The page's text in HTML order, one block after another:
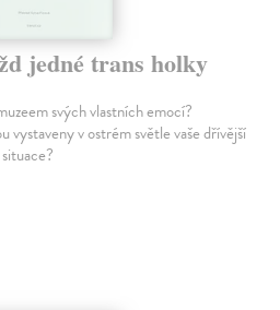
jedné trans holky
svých vlastních emocí?
vystaveny v ostrém světle vaše dřívější